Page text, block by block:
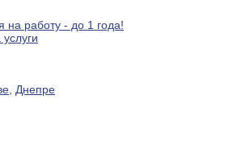
на работу - до 1 года!
Днепре